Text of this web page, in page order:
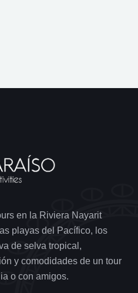
en la Riviera Nayarit
playas del Pacífico, los
de selva tropical,
y comodidades de un tour
o con amigos.